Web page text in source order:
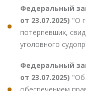
Федеральный
от 23.07.2025) "О
потерпевших,
уголовного
Федеральный
от 23.07.2025) "Об